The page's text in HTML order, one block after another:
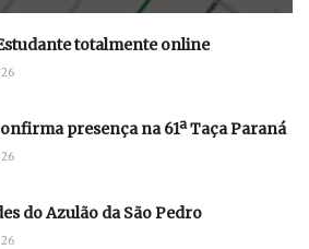
totalmente online
presença na 61ª Taça Paraná
do Azulão da São Pedro